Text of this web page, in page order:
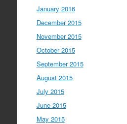
January 2016
December 2015
November 2015
October 2015
September 2015
August 2015
July 2015
June 2015
May 2015